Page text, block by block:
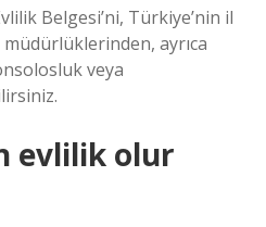
Belgesi’ni, Türkiye’nin il
ayrıca
veya
evlilik olur